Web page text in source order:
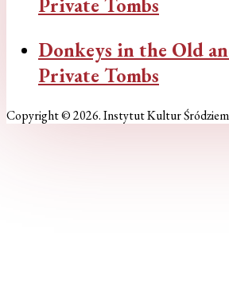
Donkeys in the Old
Private Tombs
Copyright © 2026. Instytut Kultur